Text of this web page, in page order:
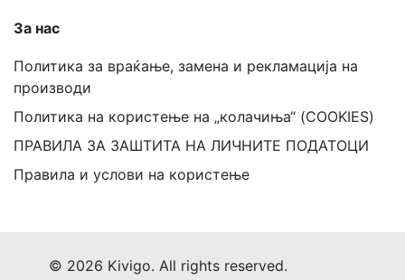
За нас
Политика за враќање, замена и рекламација на
производи
Политика на користење на „колачиња“ (COOKIES)
ПРАВИЛА ЗА ЗАШТИТА НА ЛИЧНИТЕ ПОДАТОЦИ
Правила и услови на користење
© 2026 Kivigo. All rights reserved.